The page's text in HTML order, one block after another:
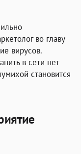
во главу
вирусов.
в сети нет
становится